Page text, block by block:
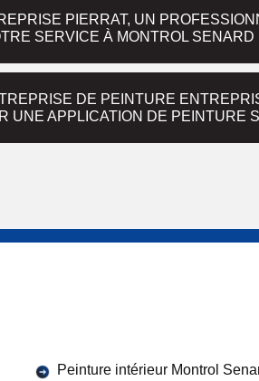
PIERRAT, UN
SERVICE À MONTROL SENARD
DE PEINTURE
UNE APPLICATION DE PEINTURE
Peinture intérieur Montrol